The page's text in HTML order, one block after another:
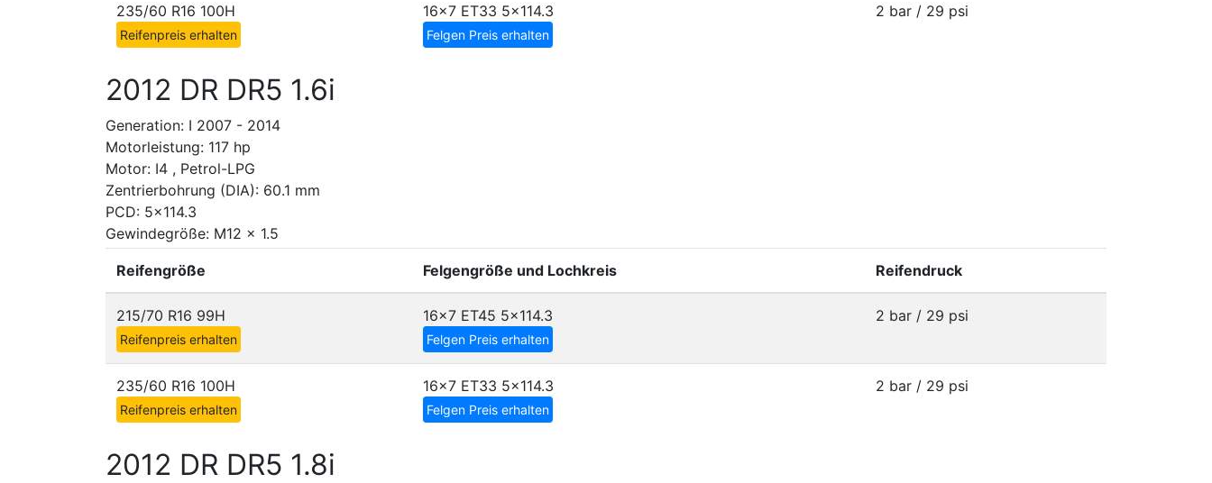
235/60 R16 100H
Reifenpreis erhalten
16x7 ET33 5x114.3
Felgen Preis erhalten
2 bar / 29 psi
2012 DR DR5 1.6i
Generation: I 2007 - 2014
Motorleistung: 117 hp
Motor: I4 , Petrol-LPG
Zentrierbohrung (DIA): 60.1 mm
PCD: 5x114.3
Gewindegröße: M12 x 1.5
Reifengröße Felgengröße und Lochkreis Reifendruck
215/70 R16 99H
Reifenpreis erhalten
16x7 ET45 5x114.3
Felgen Preis erhalten
2 bar / 29 psi
235/60 R16 100H
Reifenpreis erhalten
16x7 ET33 5x114.3
Felgen Preis erhalten
2 bar / 29 psi
2012 DR DR5 1.8i